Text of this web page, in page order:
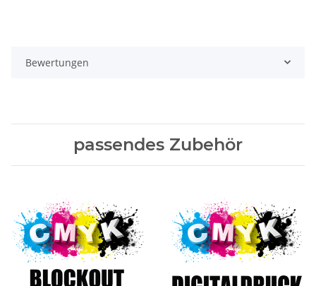
Bewertungen
passendes Zubehör